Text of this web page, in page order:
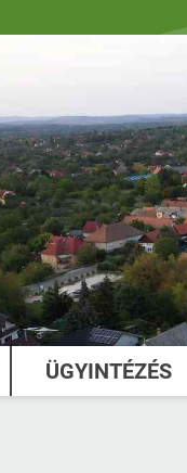
ÜGYINTÉZÉS